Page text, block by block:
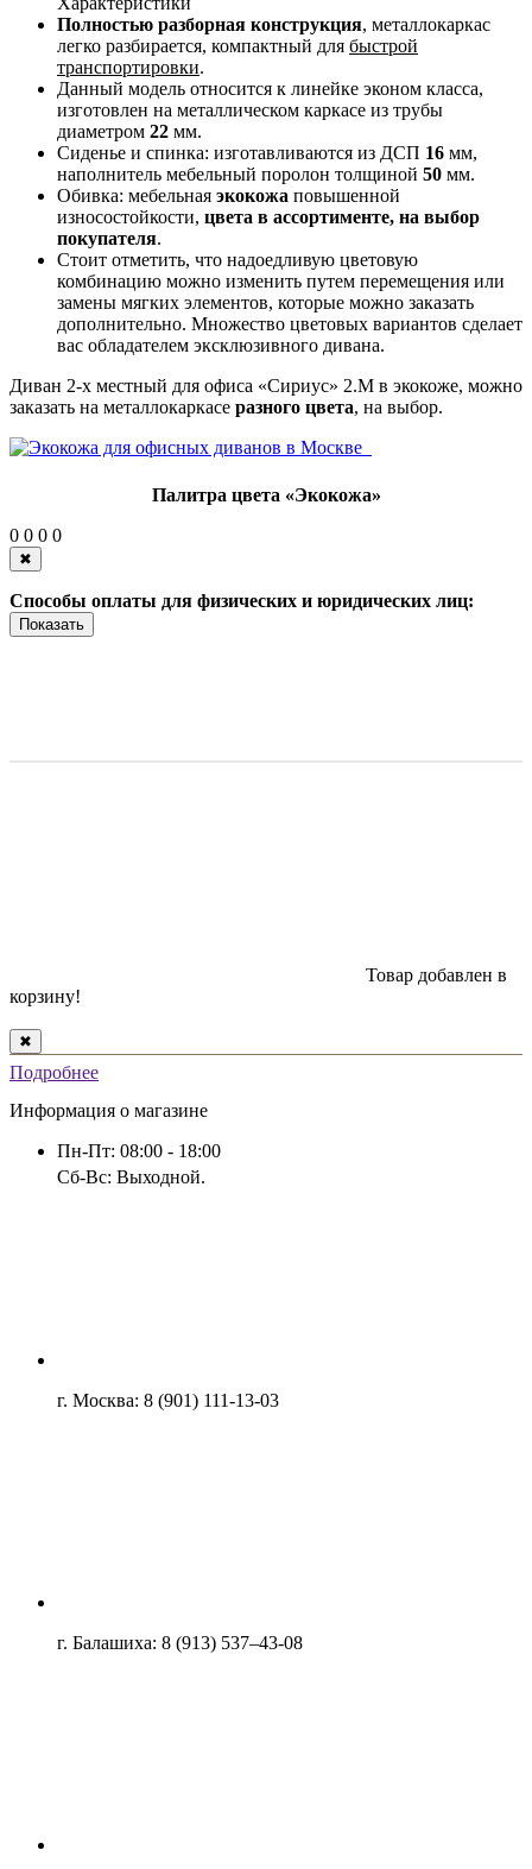
Полностью разборная конструкция, металлокаркас
легко разбирается, компактный для быстрой
транспортировки.
Данный модель относится к линейке эконом класса,
изготовлен на металлическом каркасе из трубы
диаметром 22 мм.
Сиденье и спинка: изготавливаются из ДСП 16 мм,
наполнитель мебельный поролон толщиной 50 мм.
Обивка: мебельная экокожа повышенной
износостойкости, цвета в ассортименте, на выбор
покупателя.
Стоит отметить, что надоедливую цветовую
комбинацию можно изменить путем перемещения или
замены мягких элементов, которые можно заказать
дополнительно. Множество цветовых вариантов сделает
вас обладателем эксклюзивного дивана.
Диван 2-х местный для офиса «Сириус» 2.М в экокоже, можно
заказать на металлокаркасе разного цвета, на выбор.
Палитра цвета «Экокожа»
0 0 0 0
✖
Способы оплаты для физических и юридических лиц:
Показать
Товар добавлен в
корзину!
✖
Подробнее
Информация о магазине
Пн-Пт: 08:00 - 18:00
Сб-Вс: Выходной.
г. Москва: 8 (901) 111-13-03
г. Балашиха: 8 (913) 537–43-08